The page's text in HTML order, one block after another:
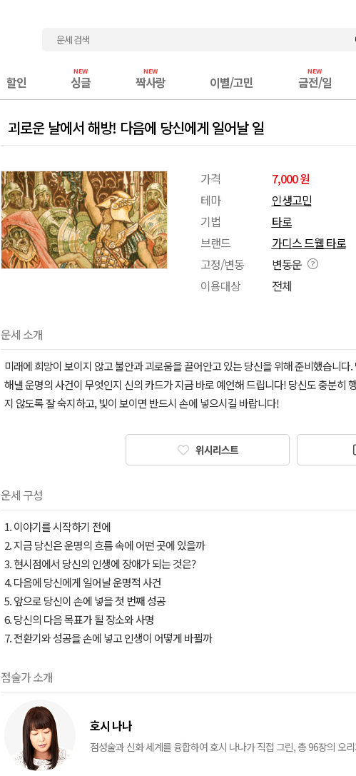
할인 싱글 짝사랑 이별/고민 금전/일
괴로운 날에서 해방! 다음에 당신에게 일어날 일
가격
7,000 원
테마
인생고민
기법
타로
브랜드
가디스 드웰 타로
고정/변동
변동운
이용대상
전체
운세 소개
미래에 희망이 보이지 않고 불안과 괴로움을 끌어안고 있는 당신을 위해 준비했습니
해낼 운명의 사건이 무엇인지 신의 카드가 지금 바로 예언해 드립니다! 당신도 충분히
지 않도록 잘 숙지하고, 빛이 보이면 반드시 손에 넣으시길 바랍니다!
위시리스트
운세 구성
1. 이야기를 시작하기 전에
2. 지금 당신은 운명의 흐름 속에 어떤 곳에 있을까
3. 현시점에서 당신의 인생에 장애가 되는 것은?
4. 다음에 당신에게 일어날 운명적 사건
5. 앞으로 당신이 손에 넣을 첫 번째 성공
6. 당신의 다음 목표가 될 장소와 사명
7. 전환기와 성공을 손에 넣고 인생이 어떻게 바뀔까
점술가 소개
호시 나나
점성술과 신화 세계를 융합하여 호시 나나가 직접 그린, 총 96장의 오